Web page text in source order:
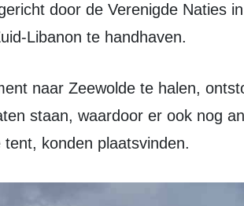
door de Verenigde Naties
Libanon te handhaven.
staan, waardoor er ook nog
konden plaatsvinden.